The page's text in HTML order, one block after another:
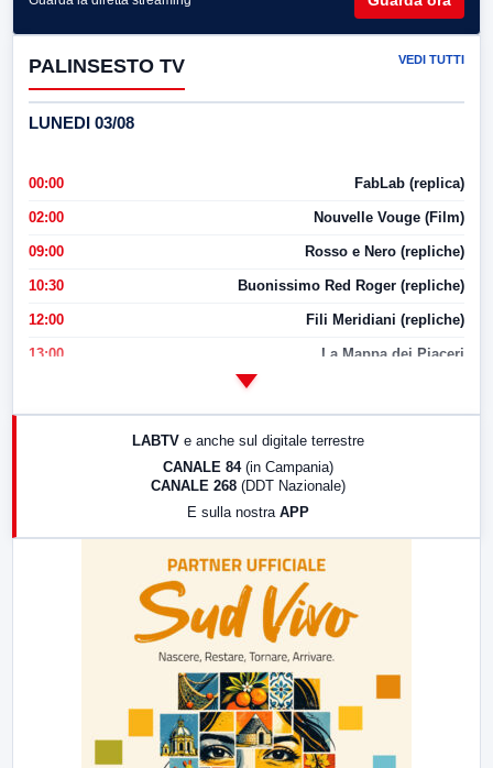
PALINSESTO TV VEDI TUTTI
LUNEDI 03/08
00:00 FabLab (replica)
02:00 Nouvelle Vouge (Film)
09:00 Rosso e Nero (repliche)
10:30 Buonissimo Red Roger (repliche)
12:00 Fili Meridiani (repliche)
13:00 La Mappa dei Piaceri
17:00 LabNews (replica)
LABTV e anche sul digitale terrestre
CANALE 84 (in Campania)
CANALE 268 (DDT Nazionale)
E sulla nostra APP